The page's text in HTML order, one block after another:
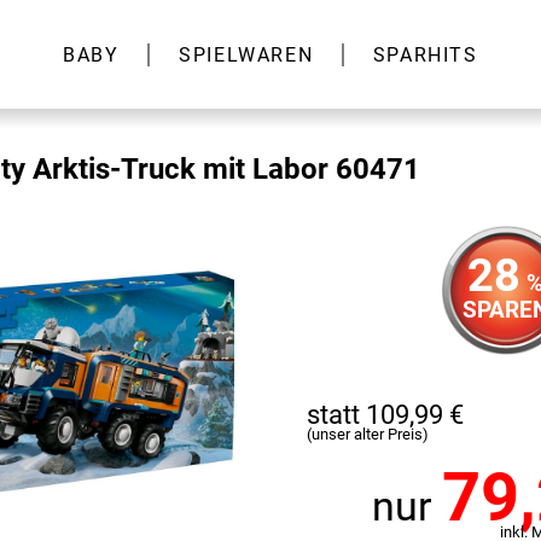
BABY SPIELWAREN SPARHITS
Arktis-Truck mit Labor 60471
28
statt 109,99 €
(unser alter Preis)
nur
inkl.